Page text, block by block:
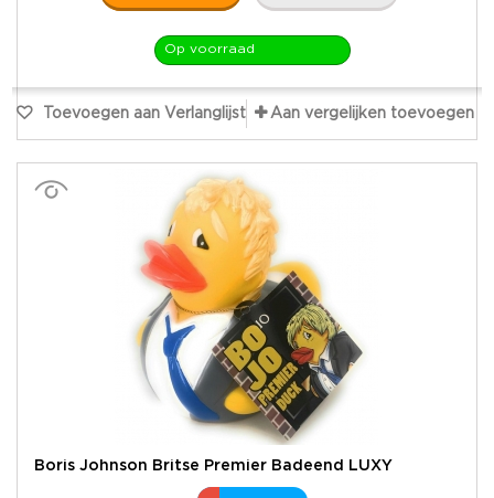
Op voorraad
Toevoegen aan Verlanglijst Aan vergelijken toevoegen
Boris Johnson Britse Premier Badeend LUXY